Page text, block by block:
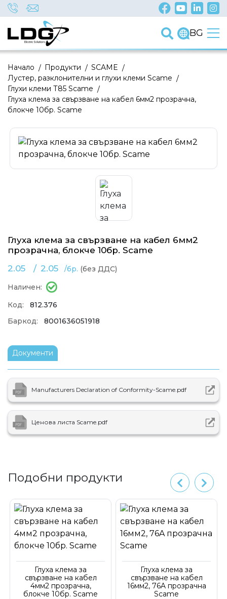
BG
/
Начало /
Продукти /
SCAME
/
Лустер, разклонителни и глухи клеми Scame
/
Глухи клеми Т85 Scame
Глуха клема за свързване на кабел 6мм2 прозрачна,
блокче 10бр. Scame
Глуха клема за свързване на кабел 6мм2
прозрачна, блокче 10бр. Scame
2.05
/
2.05 /бр. (без ДДС)
Наличен:
Код:
812.376
Баркод:
8001636051918
Документи
Manufacturers Declaration of Conformity-Scame.pdf
Ценова листа Scame.pdf
Подобни продукти
Глуха клема за
свързване на кабел
4мм2 прозрачна,
блокче 10бр. Scame
Глуха клема за
свързване на кабел
16мм2, 76A прозрачна
Scame